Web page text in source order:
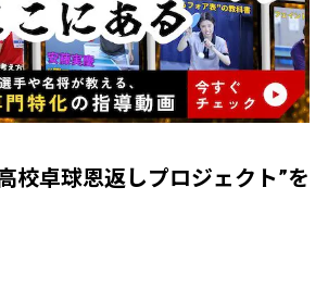
校卓球恩返しプロジェクト”を